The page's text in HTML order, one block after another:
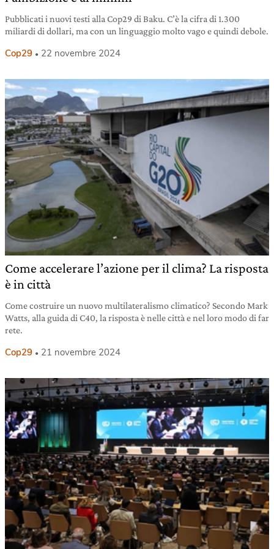
Pubblicati i nuovi testi alla Cop29 di Baku. C’è la cifra di 1.300
miliardi di dollari, ma con un linguaggio molto vago e quindi debole.
Cop29 22 novembre 2024
Come accelerare l’azione per il clima? La risposta
è in città
Come costruire un nuovo multilateralismo climatico? Secondo Mark
Watts, alla guida di C40, la risposta è nelle città e nel loro modo di far
rete.
Cop29 21 novembre 2024